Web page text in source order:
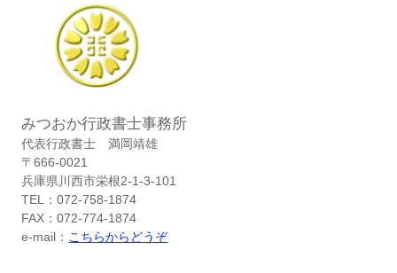
みつおか行政書士事務所
代表行政書士 満岡靖雄
〒666-0021
兵庫県川西市栄根2-1-3-101
TEL：072-758-1874
FAX：072-774-1874
e-mail： こちらからどうぞ